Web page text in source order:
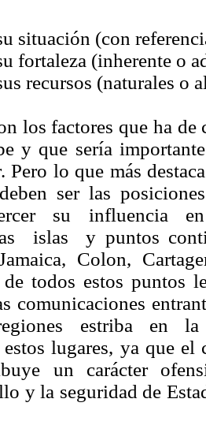
situación (con
fortaleza (inherente o
recursos (naturales o
los factores que ha
y que sería
Pero lo que más
ser las
su influencia
islas y puntos
Colon,
todos estos puntos
comunicaciones
estriba en
lugares, ya que
un carácter
y la seguridad de